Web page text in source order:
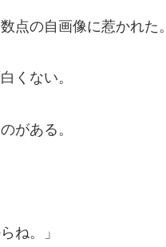
点の自画像に惹かれた。
くない。
がある。
ね。」